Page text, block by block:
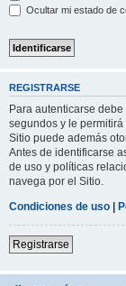
Ocultar mi estado de
REGISTRARSE
Para autenticarse
segundos y le
Sitio puede además
Antes de identificarse
de uso y políticas
navega por el Sitio.
Condiciones de uso |
Registrarse